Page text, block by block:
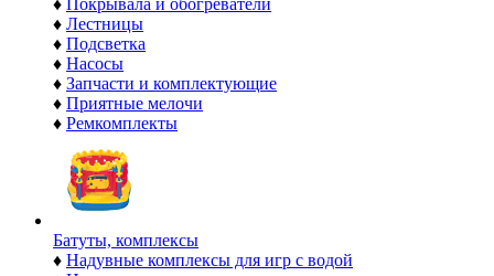
♦ Покрывала и обогреватели
♦ Лестницы
♦ Подсветка
♦ Насосы
♦ Запчасти и комплектующие
♦ Приятные мелочи
♦ Ремкомплекты
Батуты, комплексы
♦ Надувные комплексы для игр с водой